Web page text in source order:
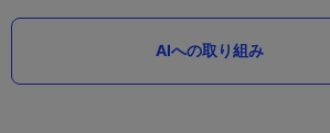
AIへの取り組み